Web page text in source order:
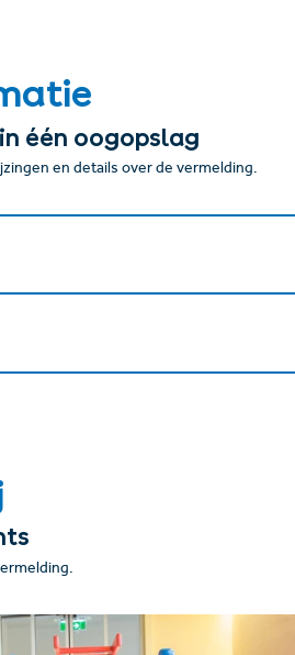
één oogopslag
en details over de vermelding.